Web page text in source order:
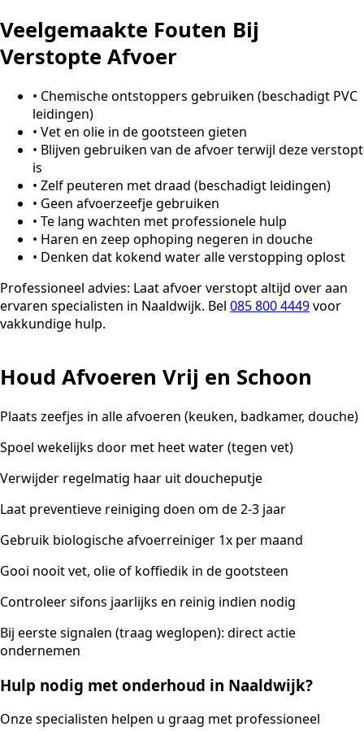
Veelgemaakte Fouten Bij
Verstopte Afvoer
• Chemische ontstoppers gebruiken (beschadigt PVC
leidingen)
• Vet en olie in de gootsteen gieten
• Blijven gebruiken van de afvoer terwijl deze verstopt
is
• Zelf peuteren met draad (beschadigt leidingen)
• Geen afvoerzeefje gebruiken
• Te lang wachten met professionele hulp
• Haren en zeep ophoping negeren in douche
• Denken dat kokend water alle verstopping oplost
Professioneel advies: Laat afvoer verstopt altijd over aan
ervaren specialisten in Naaldwijk. Bel 085 800 4449voor
vakkundige hulp.
Houd Afvoeren Vrij en Schoon
Plaats zeefjes in alle afvoeren (keuken, badkamer, douche)
Spoel wekelijks door met heet water (tegen vet)
Verwijder regelmatig haar uit doucheputje
Laat preventieve reiniging doen om de 2-3 jaar
Gebruik biologische afvoerreiniger 1x per maand
Gooi nooit vet, olie of koffiedik in de gootsteen
Controleer sifons jaarlijks en reinig indien nodig
Bij eerste signalen (traag weglopen): direct actie
ondernemen
Hulp nodig met onderhoud in Naaldwijk?
Onze specialisten helpen u graag met professioneel